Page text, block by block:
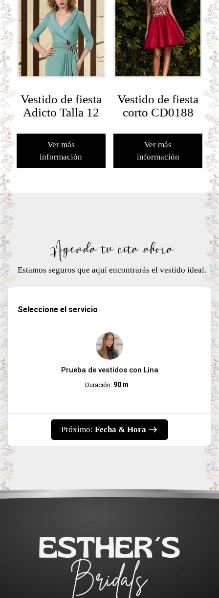
Vestido de fiesta
Adicto Talla 12
Ver más
información
Vestido de fiesta
corto CD0188
Ver más
información
Agenda tu cita ahora
Estamos seguros que aquí encontrarás el vestido ideal.
Seleccione el servicio
Prueba de vestidos con Lina
Duración: 90 m
Próximo: Fecha & Hora